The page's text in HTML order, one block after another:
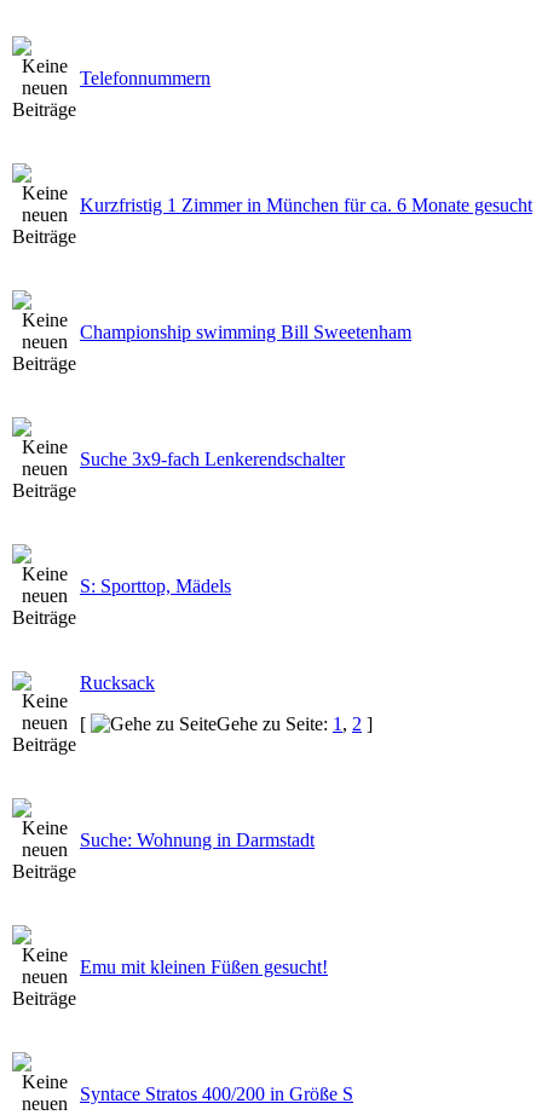
Telefonnummern
Kurzfristig 1 Zimmer in München für ca. 6 Monate gesucht
Championship swimming Bill Sweetenham
Suche 3x9-fach Lenkerendschalter
S: Sporttop, Mädels
Rucksack
[
Gehe zu Seite: 1 , 2 ]
Suche: Wohnung in Darmstadt
Emu mit kleinen Füßen gesucht!
Syntace Stratos 400/200 in Größe S